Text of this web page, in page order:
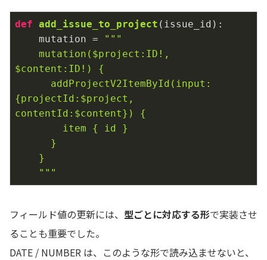
def add_issue_to_project (issue_id) :
    mutation =
"""
$content:ID!) {
{projectId:$project,
contentId:$content}) {
    """
フィールド値の更新には、 型ごとに対応する形で実装させ
ることも重要でした。
DATE / NUMBER は、このような形で読み込ませないと、